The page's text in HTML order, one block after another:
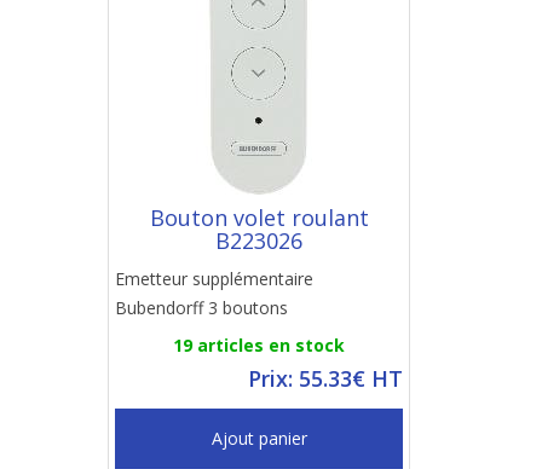
Bouton volet roulant
B223026
Emetteur supplémentaire
Bubendorff 3 boutons
19 articles en stock
Prix: 55.33€ HT
Ajout panier